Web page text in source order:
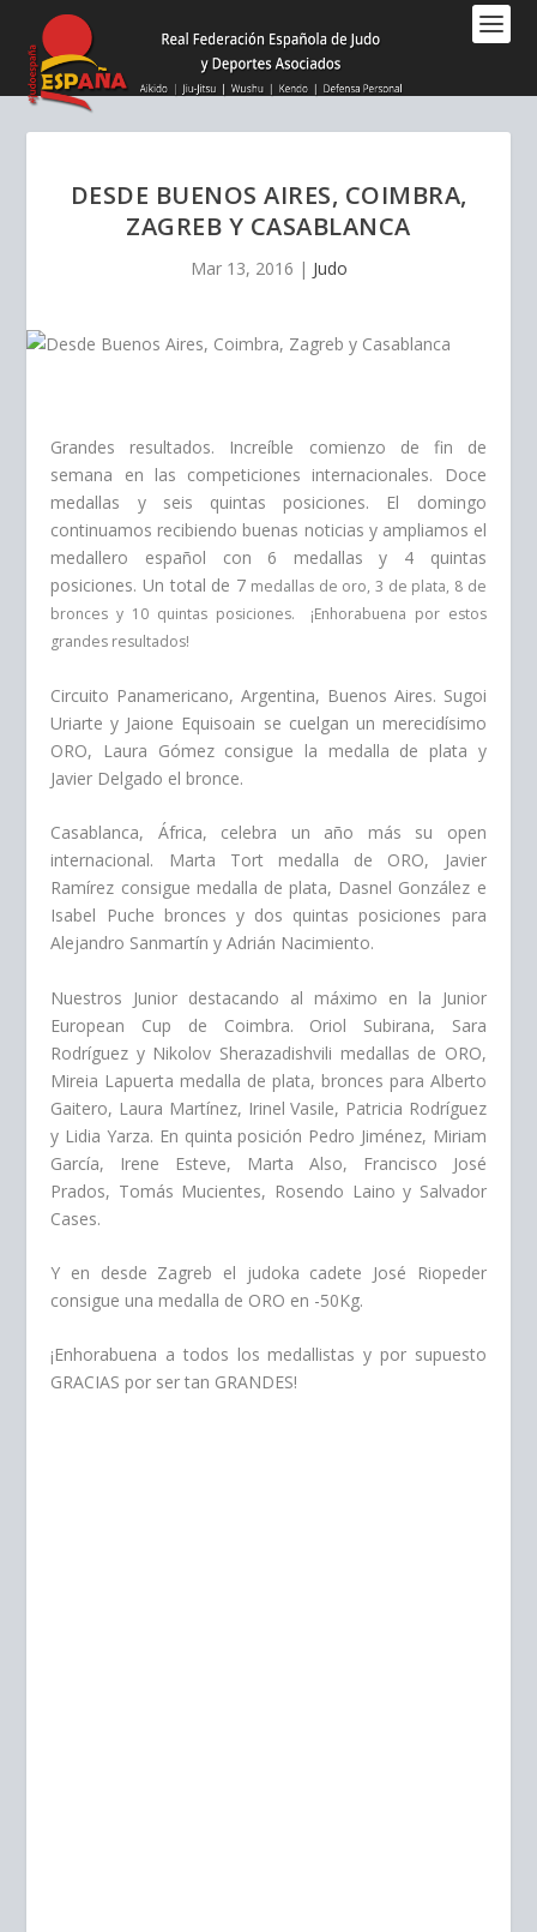
este
sitio
web
DESDE BUENOS AIRES, COIMBRA,
ZAGREB Y CASABLANCA
Mar 13, 2016 | Judo
Grandes resultados. Increíble comienzo de fin de
semana en las competiciones internacionales. Doce
medallas y seis quintas posiciones. El domingo
continuamos recibiendo buenas noticias y ampliamos el
medallero español con 6 medallas y 4 quintas
posiciones. Un total de 7 medallas de oro, 3 de plata, 8 de
bronces y 10 quintas posiciones.
¡Enhorabuena por estos
grandes resultados!
Circuito Panamericano, Argentina, Buenos Aires. Sugoi
Uriarte y Jaione Equisoain se cuelgan un merecidísimo
ORO, Laura Gómez consigue la medalla de plata y
Javier Delgado el bronce.
Casablanca, África, celebra un año más su open
internacional. Marta Tort medalla de ORO, Javier
Ramírez consigue medalla de plata, Dasnel González e
Isabel Puche bronces y dos quintas posiciones para
Alejandro Sanmartín y Adrián Nacimiento.
Nuestros Junior destacando al máximo en la Junior
European Cup de Coimbra. Oriol Subirana, Sara
Rodríguez y Nikolov Sherazadishvili medallas de ORO,
Mireia Lapuerta medalla de plata, bronces para Alberto
Gaitero, Laura Martínez, Irinel Vasile, Patricia Rodríguez
y Lidia Yarza. En quinta posición Pedro Jiménez, Miriam
García, Irene Esteve, Marta Also, Francisco José
Prados, Tomás Mucientes, Rosendo Laino y Salvador
Cases.
Y en desde Zagreb el judoka cadete José Riopeder
consigue una medalla de ORO en -50Kg.
¡Enhorabuena a todos los medallistas y por supuesto
GRACIAS por ser tan GRANDES!